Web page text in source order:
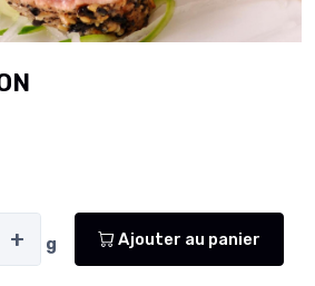
+ g Ajouter au panier